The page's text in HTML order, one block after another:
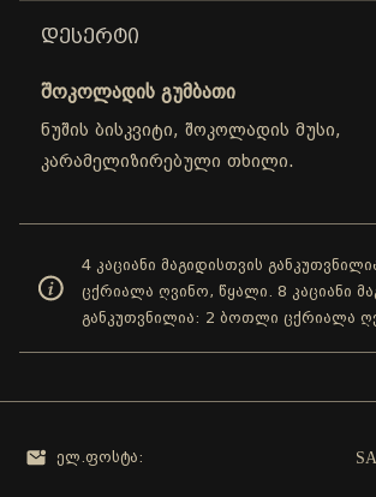
ᲓᲔᲡᲔᲠᲢᲘ
შოკოლადის გუმბათი
ნუშის ბისკვიტი, შოკოლადის მუსი,
კარამელიზირებული თხილი.
4 კაციანი მაგიდისთვის
ცქრიალა ღვინო, წყალი. 8 კაციანი
განკუთვნილია: 2 ბოთლი ცქრიალა
ელ.ფოსტა: